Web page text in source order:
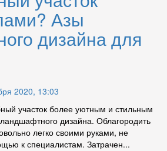
Азы
дизайна для
2020, 13:03
участок более уютным и стильным
дизайна. Облагородить
легко своими руками, не
к специалистам. Затрачен...